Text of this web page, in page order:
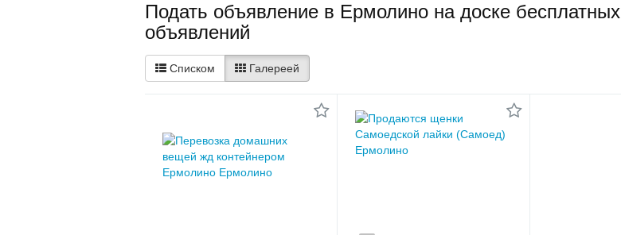
Подать объявление в Ермолино на доске бесплатных
объявлений
Списком Галереей